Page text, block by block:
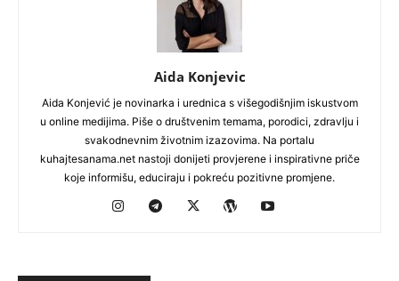
Aida Konjevic
Aida Konjević je novinarka i urednica s višegodišnjim iskustvom
u online medijima. Piše o društvenim temama, porodici, zdravlju i
svakodnevnim životnim izazovima. Na portalu
kuhajtesanama.net nastoji donijeti provjerene i inspirativne priče
koje informišu, educiraju i pokreću pozitivne promjene.